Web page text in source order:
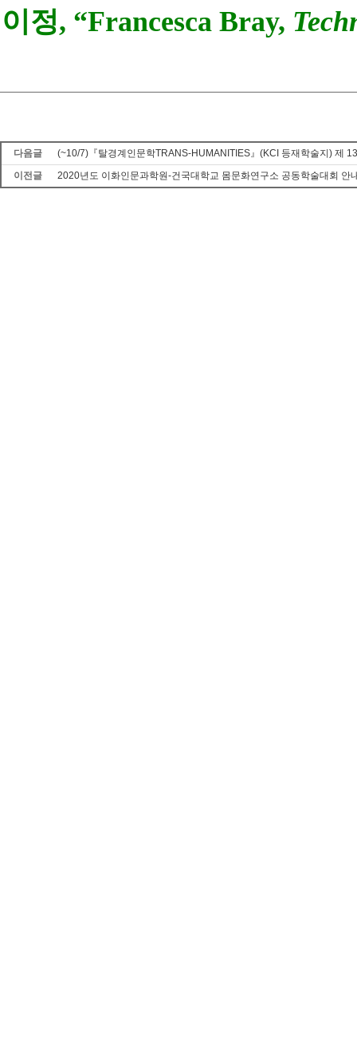
이정, “Francesca Bray,
다음글
(~10/7)『탈경계인문학TRANS-HUMANITIES』(KCI 등재학술지) 제
이전글
2020년도 이화인문과학원-건국대학교 몸문화연구소 공동학술대회 안